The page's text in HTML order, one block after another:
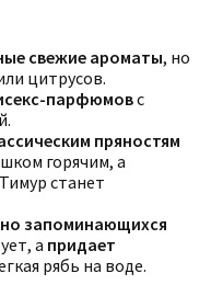
свежие ароматы, но
цитрусов.
парфюмовс
пряностям
горячим, а
станет
запоминающихся
а придает
рябь на воде.